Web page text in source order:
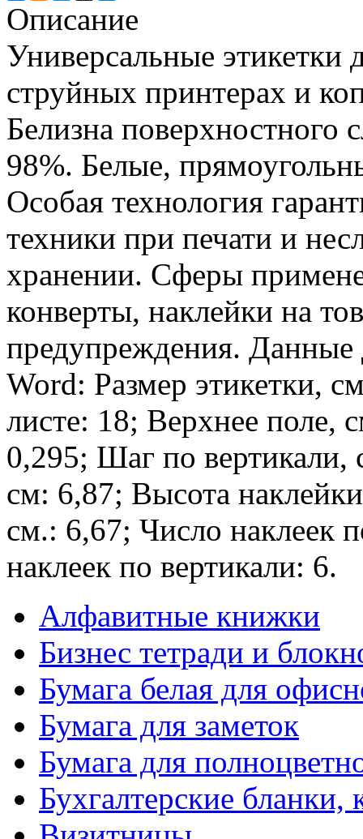
Описание
Универсальные этикетки
струйных принтерах и
Белизна поверхностного
98%. Белые,
Особая технология
техники при печати и
хранении. Сферы
конверты, наклейки на
предупреждения. Данные
Word: Размер этикетки,
листе: 18; Верхнее поле,
0,295; Шаг по
см: 6,87; Высота
см.: 6,67; Число наклеек
наклеек по вертикали: 6.
Алфавитные книжки
Бизнес тетради и
Бумага белая для
Бумага для заметок
Бумага для
Бухгалтерские бланки,